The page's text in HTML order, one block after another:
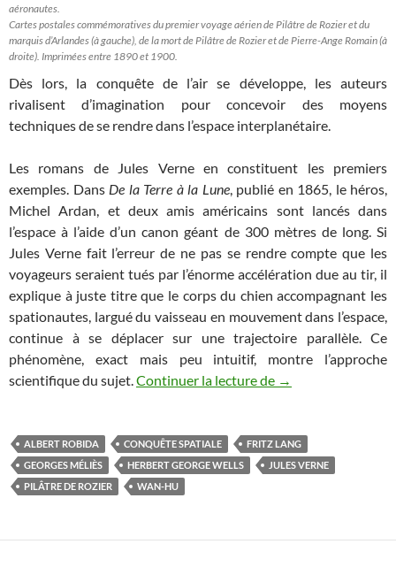
aéronautes.
Cartes postales commémoratives du premier voyage aérien de Pilâtre de Rozier et du
marquis d’Arlandes (à gauche), de la mort de Pilâtre de Rozier et de Pierre-Ange Romain (à
droite). Imprimées entre 1890 et 1900.
Dès lors, la conquête de l’air se développe, les auteurs
rivalisent d’imagination pour concevoir des moyens
techniques de se rendre dans l’espace interplanétaire.
Les romans de Jules Verne en constituent les premiers
exemples. Dans De la Terre à la Lune, publié en 1865, le héros,
Michel Ardan, et deux amis américains sont lancés dans
l’espace à l’aide d’un canon géant de 300 mètres de long. Si
Jules Verne fait l’erreur de ne pas se rendre compte que les
voyageurs seraient tués par l’énorme accélération due au tir, il
explique à juste titre que le corps du chien accompagnant les
spationautes, largué du vaisseau en mouvement dans l’espace,
continue à se déplacer sur une trajectoire parallèle. Ce
phénomène, exact mais peu intuitif, montre l’approche
scientifique du sujet.Continuer la lecture de Les Chroniques de
→
ALBERT ROBIDA CONQUÊTE SPATIALE
FRITZ LANG
GEORGES MÉLIÈS
HERBERT GEORGE WELLS
JULES VERNE
PILÂTRE DE ROZIER
WAN-HU